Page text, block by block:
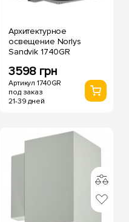
Архитектурное
освещение Norlys
Sandvik 1740GR
3598 грн
Артикул 1740GR
под заказ
21-39 дней